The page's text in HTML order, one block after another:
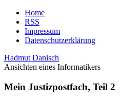
Home
RSS
Impressum
Datenschutzerklärung
Hadmut Danisch
Ansichten eines Informatikers
Mein Justizpostfach, Teil 2